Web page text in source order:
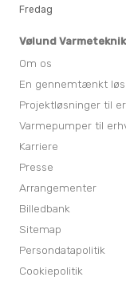
Fredag
Vølund Varmeteknik
Om os
En gennemtænkt
Projektløsninger til
Varmepumper til
Karriere
Presse
Arrangementer
Billedbank
Sitemap
Persondatapolitik
Cookiepolitik